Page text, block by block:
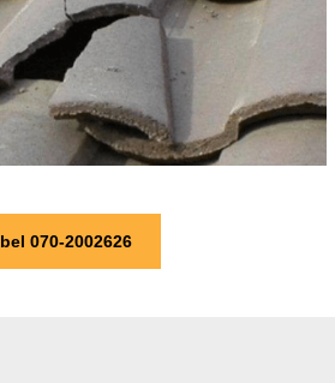
bel 070-2002626